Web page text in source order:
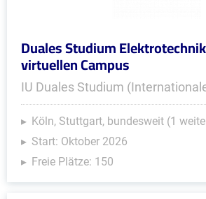
Duales Studium
virtuellen Campus
IU Duales Studium
Köln, Stuttgart, bundesweit (1
Start: Oktober 2026
Freie Plätze: 150